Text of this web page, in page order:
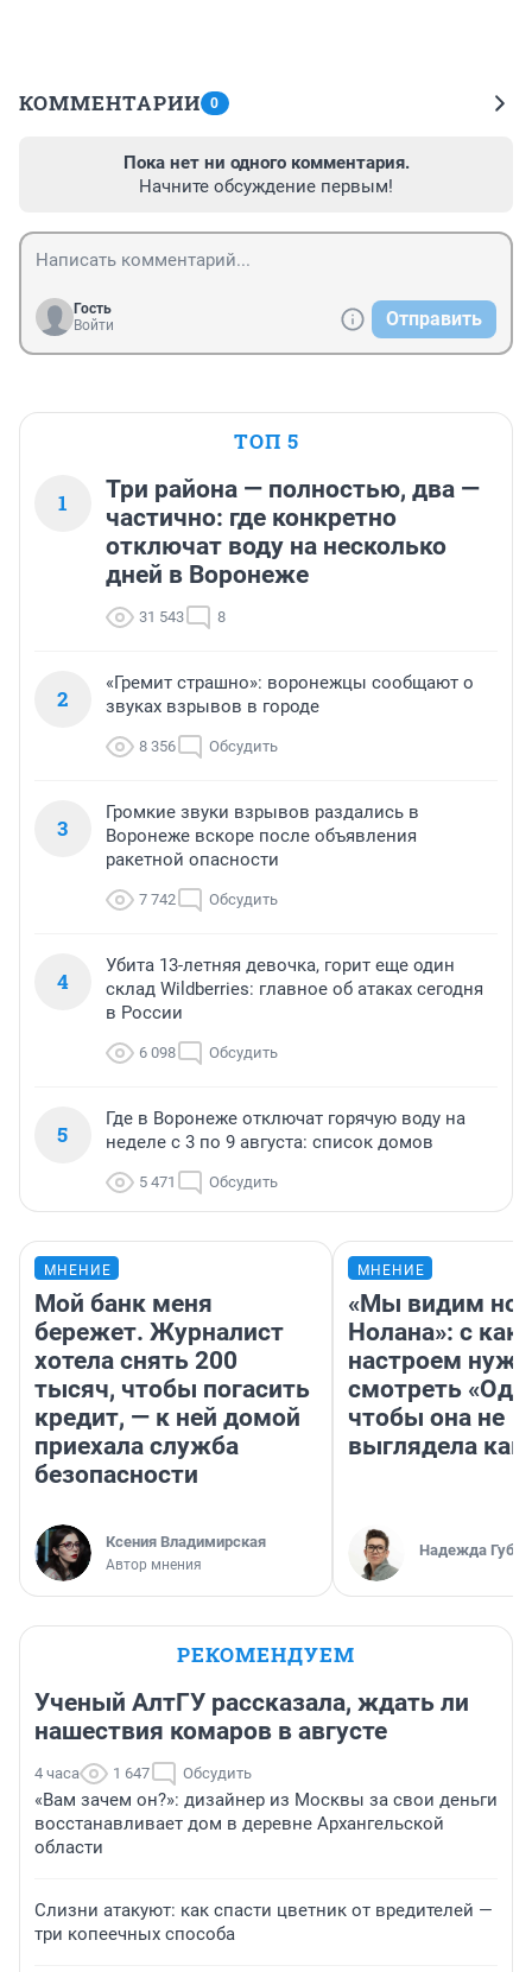
КОММЕНТАРИИ 0
Пока нет ни одного комментария.
Начните обсуждение первым!
Гость
Войти
Отправить
ТОП 5
1
Три района — полностью, два —
частично: где конкретно
отключат воду на несколько
дней в Воронеже
31 543 8
2
«Гремит страшно»: воронежцы сообщают о
звуках взрывов в городе
8 356 Обсудить
3
Громкие звуки взрывов раздались в
Воронеже вскоре после объявления
ракетной опасности
7 742 Обсудить
4
Убита 13-летняя девочка, горит еще один
склад Wildberries: главное об атаках сегодня
в России
6 098 Обсудить
5
Где в Воронеже отключат горячую воду на
неделе с 3 по 9 августа: список домов
5 471 Обсудить
МНЕНИЕ
Мой банк меня
бережет. Журналист
хотела снять 200
тысяч, чтобы погасить
кредит, — к ней домой
приехала служба
безопасности
Ксения Владимирская
Автор мнения
МНЕНИЕ
«Мы видим
Нолана»: с
настроем
смотреть
чтобы она не
выглядела как
Надежда
РЕКОМЕНДУЕМ
Ученый АлтГУ рассказала, ждать ли
нашествия комаров в августе
4 часа 1 647 Обсудить
«Вам зачем он?»: дизайнер из Москвы за свои деньги
восстанавливает дом в деревне Архангельской
области
Слизни атакуют: как спасти цветник от вредителей —
три копеечных способа